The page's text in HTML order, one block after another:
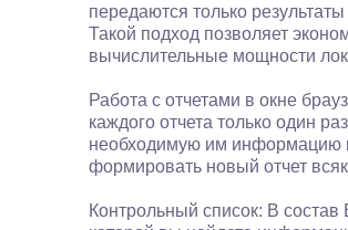
передаются только
Такой подход позволяет
вычислительные мощности
Работа с отчетами в окне
каждого отчета только один
необходимую им информацию
формировать новый отчет
Контрольный список: В